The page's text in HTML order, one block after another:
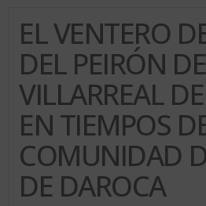
EL VENTERO
DEL PEIRÓN DE
VILLARREAL
EN TIEMPOS
COMUNIDAD
DE DAROCA